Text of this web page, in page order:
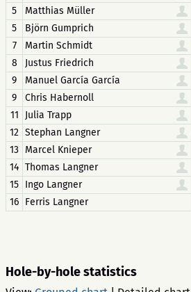
5
Matthias Müller
5
Björn Gumprich
7
Martin Schmidt
8
Justus Friedrich
9
Manuel García García
9
Chris Habernoll
11
Julia Trapp
12 Stephan Langner
13 Marcel Knieper
14 Thomas Langner
15 Ingo Langner
16 Ferris Langner
Hole-by-hole statistics